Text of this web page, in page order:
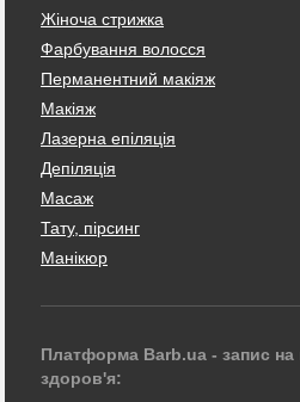
Жіноча стрижка
Фарбування волосся
Перманентний макіяж
Макіяж
Лазерна епіляція
Депіляція
Масаж
Тату, пірсинг
Манікюр
Платформа Barb.ua - запис на
здоров'я: